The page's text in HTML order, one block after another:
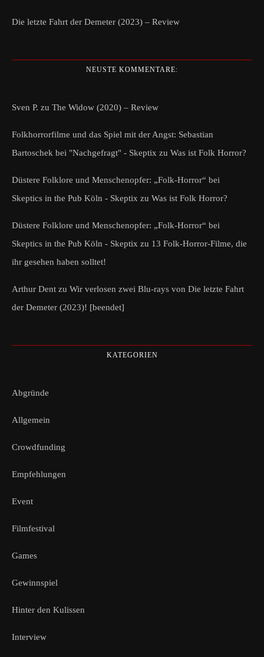
Die letzte Fahrt der Demeter (2023) – Review
NEUSTE KOMMENTARE:
Sven P. zu The Widow (2020) – Review
Folkhorrorfilme und das Spiel mit der Angst: Sebastian
Bartoschek bei "Nachgefragt" - Skeptix zu Was ist Folk Horror?
Düstere Folklore und Menschenopfer: „Folk-Horror“ bei
Skeptics in the Pub Köln - Skeptix zu Was ist Folk Horror?
Düstere Folklore und Menschenopfer: „Folk-Horror“ bei
Skeptics in the Pub Köln - Skeptix zu 13 Folk-Horror-Filme, die
ihr gesehen haben solltet!
Arthur Dent zu Wir verlosen zwei Blu-rays von Die letzte Fahrt
der Demeter (2023)! [beendet]
KATEGORIEN
Abgründe
Allgemein
Crowdfunding
Empfehlungen
Event
Filmfestival
Games
Gewinnspiel
Hinter den Kulissen
Interview